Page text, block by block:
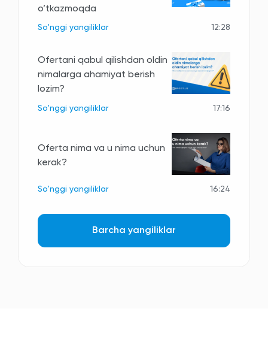
o’tkazmoqda
So'nggi yangiliklar 12:28
Ofertani qabul qilishdan oldin
nimalarga ahamiyat berish
lozim?
So'nggi yangiliklar 17:16
Oferta nima va u nima uchun
kerak?
So'nggi yangiliklar 16:24
Barcha yangiliklar